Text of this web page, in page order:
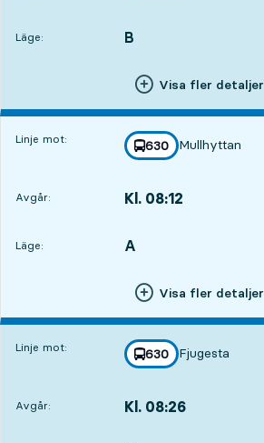
Läge:
LÄGE, B
,
Visa fler detaljer
Linje mot: linje
630
mot
Mullhyttan
,
Avgår: Kl. 08:12
Läge:
LÄGE, A
,
Visa fler detaljer
Linje mot: linje
630
mot
Fjugesta
,
Avgår: Kl. 08:26